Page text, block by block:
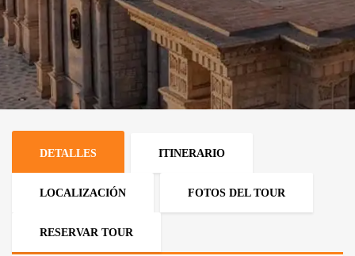
DETALLES ITINERARIO
LOCALIZACIÓN FOTOS DEL TOUR
RESERVAR TOUR